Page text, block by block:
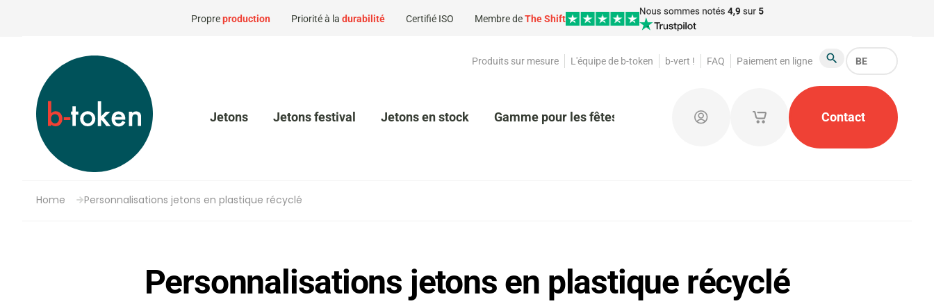
Propreproduction Priorité à la durabilité Certifié ISO Membre deThe Shift
Produits sur mesure L'équipe de b-token b-vert ! FAQ Paiement en ligne
Chercher
BE
Jetons Jetons festival Jetons en stock Gamme pour les fêtes foraines Jetons de garde-robe Produits
Connectez-vousMes paniers d'achat enregistrés
Contact
Home Personnalisations jetons en plastique récyclé
Personnalisations jetons en plastique récyclé